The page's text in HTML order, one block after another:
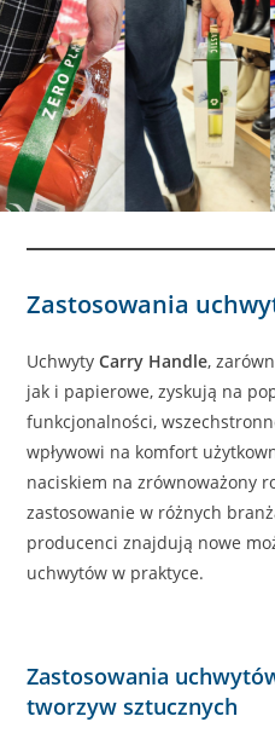
Zastosowania
UchwytyCarry Handle,
jak i papierowe, zyskują na
funkcjonalności,
wpływowi na komfort
naciskiem na zrównoważony
zastosowanie w różnych
producenci znajdują nowe
uchwytów w praktyce.
Zastosowania
tworzyw sztucznych